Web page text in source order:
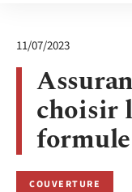
11/07/2023
choisir
COUVERTURE